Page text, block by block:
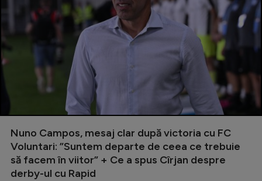
Nuno Campos, mesaj clar după victoria cu FC
Voluntari: ”Suntem departe de ceea ce trebuie
să facem în viitor” + Ce a spus Cîrjan despre
derby-ul cu Rapid